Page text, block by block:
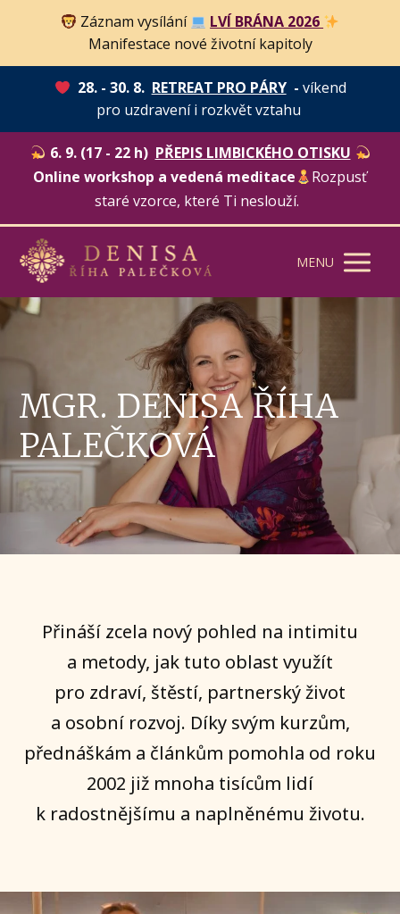
Záznam vysílání
LVÍ BRÁNA 2026
Manifestace nové životní kapitoly
28. - 30. 8. RETREAT PRO PÁRY- víkend
pro uzdravení i rozkvět vztahu
6. 9. (17 - 22 h) PŘEPIS LIMBICKÉHO OTISKU
Online workshop a vedená meditace
Rozpusť
staré vzorce, které Ti neslouží.
MENU
MGR. DENISA ŘÍHA
PALEČKOVÁ
Přináší zcela nový pohled na intimitu
a metody, jak tuto oblast využít
pro zdraví, štěstí, partnerský život
a osobní rozvoj. Díky svým kurzům,
přednáškám a článkům pomohla od roku
2002 již mnoha tisícům lidí
k radostnějšímu a naplněnému životu.